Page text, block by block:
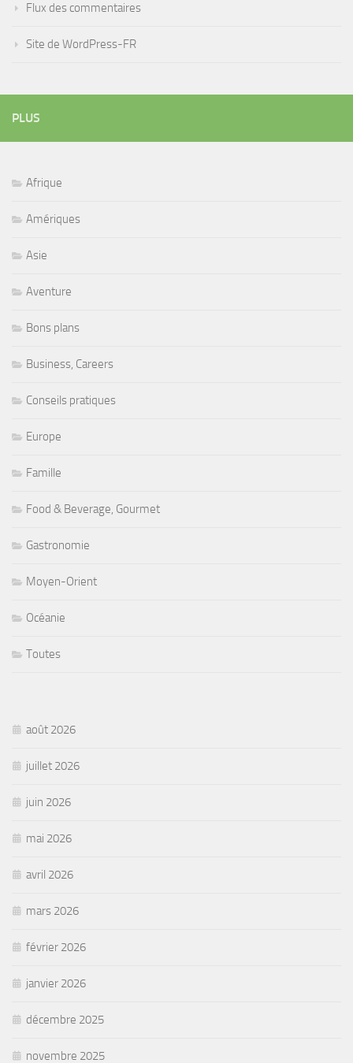
Flux des commentaires
Site de WordPress-FR
PLUS
Afrique
Amériques
Asie
Aventure
Bons plans
Business, Careers
Conseils pratiques
Europe
Famille
Food & Beverage, Gourmet
Gastronomie
Moyen-Orient
Océanie
Toutes
août 2026
juillet 2026
juin 2026
mai 2026
avril 2026
mars 2026
février 2026
janvier 2026
décembre 2025
novembre 2025